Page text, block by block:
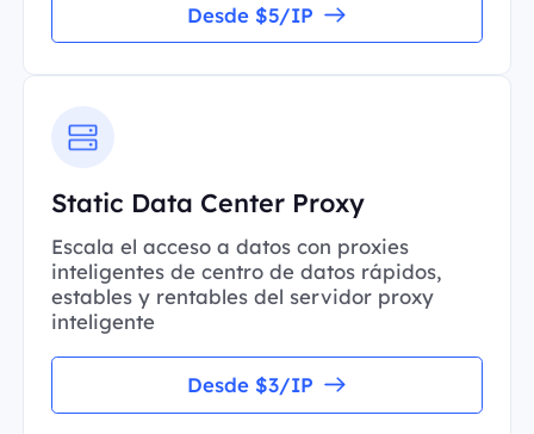
Desde $5/IP
Static Data Center Proxy
Escala el acceso a datos con proxies
inteligentes de centro de datos rápidos,
estables y rentables del servidor proxy
inteligente
Desde $3/IP